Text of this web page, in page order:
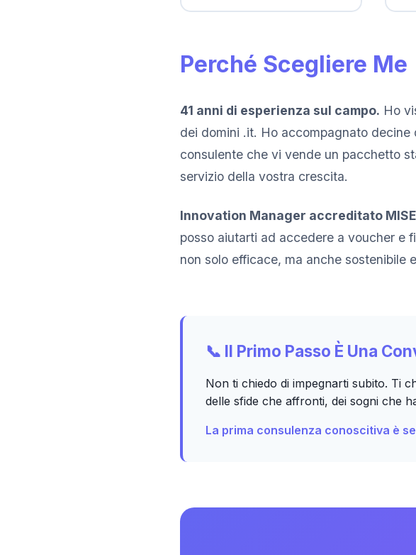
Perché Scegliere Me
41 anni di esperienza sul campo. Ho
dei domini .it. Ho accompagnato
consulente che vi vende un pacchetto
servizio della vostra crescita.
Innovation Manager accreditato
posso aiutarti ad accedere a voucher e
non solo efficace, ma anche sostenibile
📞 Il Primo Passo È Una
Non ti chiedo di impegnarti subito. Ti
delle sfide che affronti, dei sogni che
La prima consulenza conoscitiva è